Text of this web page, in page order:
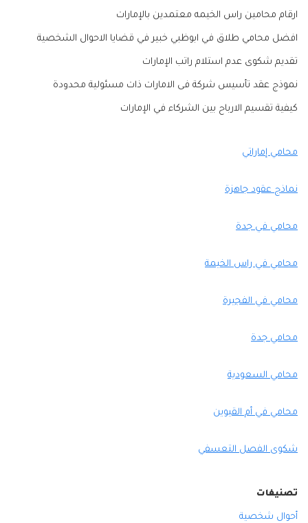
ارقام محامين راس الخيمه معتمدين بالإمارات
افضل محامي طلاق في ابوظبي خبير في قضايا الاحوال الشخصية
تقديم شكوى عدم استلام راتب الإمارات
نموذج عقد تأسيس شركة فى الامارات ذات مسئولية محدودة
كيفية تقسيم الارباح بين الشركاء في الإمارات
محامي إماراتي
نماذج عقود جاهزة
محامي في جدة
محامي في راس الخيمة
محامي في الفجيرة
محامي جدة
محامي السعودية
محامي في أم القيوين
شكوى الفصل التعسفي
تصنيفات
أحوال شخصية